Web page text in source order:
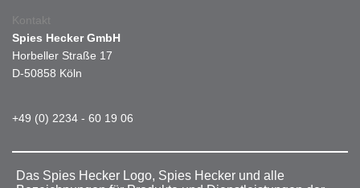
Kontakt
Spies Hecker GmbH
Horbeller Straße 17
D-50858 Köln
+49 (0) 2234 - 60 19 06
Das Spies Hecker Logo, Spies Hecker und alle